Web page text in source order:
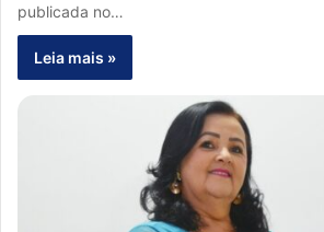
publicada no…
Leia mais »